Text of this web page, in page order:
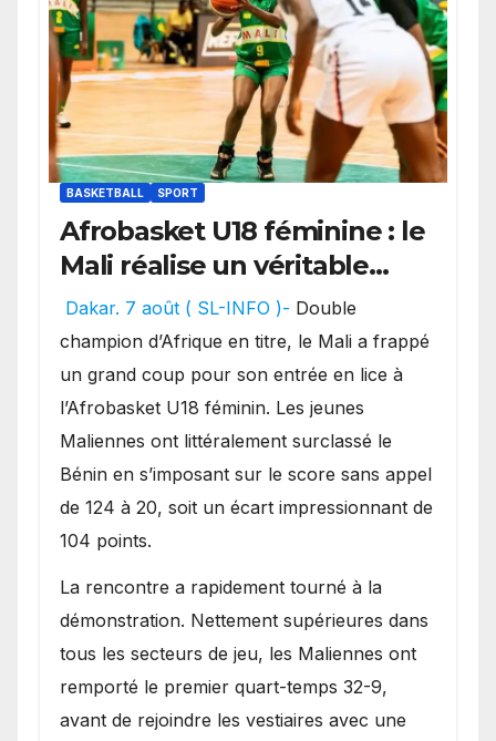
BASKETBALL SPORT
Afrobasket U18 féminine : le
Mali réalise un véritable
festival offensif et inflige
une lourde défaite au
Bénin.
Dakar. 7 août ( SL-INFO )- Double
champion d’Afrique en titre, le Mali a frappé
un grand coup pour son entrée en lice à
l’Afrobasket U18 féminin. Les jeunes
Maliennes ont littéralement surclassé le
Bénin en s’imposant sur le score sans appel
de 124 à 20, soit un écart impressionnant de
104 points.
La rencontre a rapidement tourné à la
démonstration. Nettement supérieures dans
tous les secteurs de jeu, les Maliennes ont
remporté le premier quart-temps 32-9,
avant de rejoindre les vestiaires avec une